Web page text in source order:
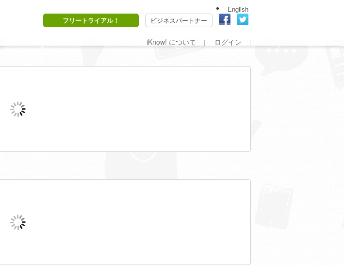
English
フリートライアル！
ビジネスパートナー
iKnow! について ログイン